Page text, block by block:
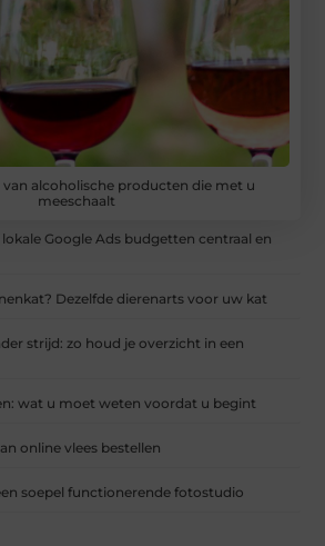
van alcoholische producten die met u
meeschaalt
Google Ads budgetten centraal en
Dezelfde dierenarts voor uw kat
strijd: zo houd je overzicht in een
wat u moet weten voordat u begint
online vlees bestellen
soepel functionerende fotostudio